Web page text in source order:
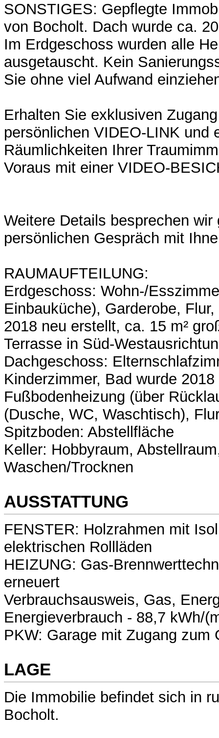
SONSTIGES: Gepflegte
von Bocholt. Dach wurde ca.
Im Erdgeschoss wurden alle
ausgetauscht. Kein
Sie ohne viel Aufwand
Erhalten Sie exklusiven
persönlichen VIDEO-LINK und
Räumlichkeiten Ihrer
Voraus mit einer VIDEO-
Weitere Details besprechen wir
persönlichen Gespräch mit
RAUMAUFTEILUNG:
Erdgeschoss: Wohn-/
Einbauküche), Garderobe,
2018 neu erstellt, ca. 15 m²
Terrasse in Süd-
Dachgeschoss:
Kinderzimmer, Bad wurde 2018
Fußbodenheizung (über
(Dusche, WC, Waschtisch),
Spitzboden: Abstellfläche
Keller: Hobbyraum,
Waschen/Trocknen
AUSSTATTUNG
FENSTER: Holzrahmen mit
elektrischen Rollläden
HEIZUNG: Gas-
erneuert
Verbrauchsausweis, Gas,
Energieverbrauch - 88,7 kWh/
PKW: Garage mit Zugang zum
LAGE
Die Immobilie befindet sich in
Bocholt.